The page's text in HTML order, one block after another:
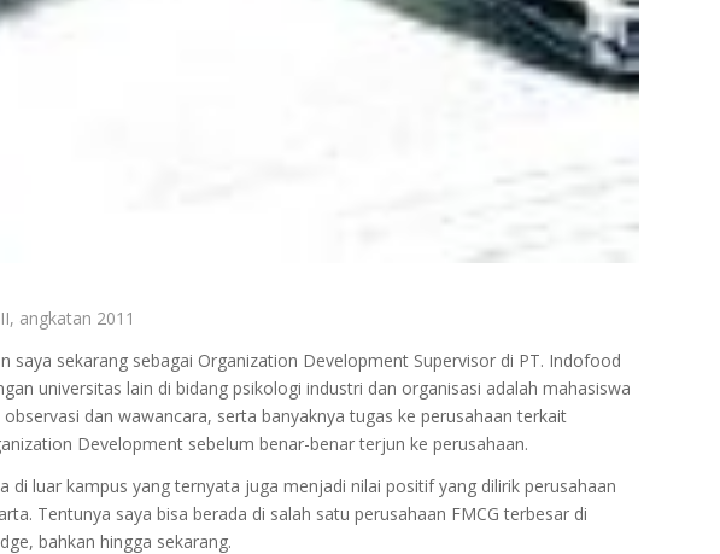
angkatan 2011
sekarang sebagai Organization Development Supervisor di PT. Indofood
universitas lain di bidang psikologi industri dan organisasi adalah mahasiswa
dan wawancara, serta banyaknya tugas ke perusahaan terkait
Development sebelum benar-benar terjun ke perusahaan.
luar kampus yang ternyata juga menjadi nilai positif yang dilirik perusahaan
Tentunya saya bisa berada di salah satu perusahaan FMCG terbesar di
bahkan hingga sekarang.